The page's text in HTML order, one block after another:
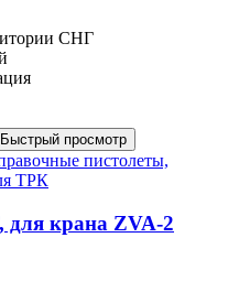
СНГ
Быстрый просмотр
пистолеты,
ТРК
для крана ZVA-2